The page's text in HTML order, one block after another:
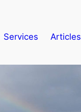
Services Articles